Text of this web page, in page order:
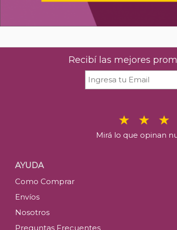
Recibí las mejores
Mirá lo que opinan
AYUDA
Como Comprar
Envíos
Nosotros
Preguntas Frecuentes